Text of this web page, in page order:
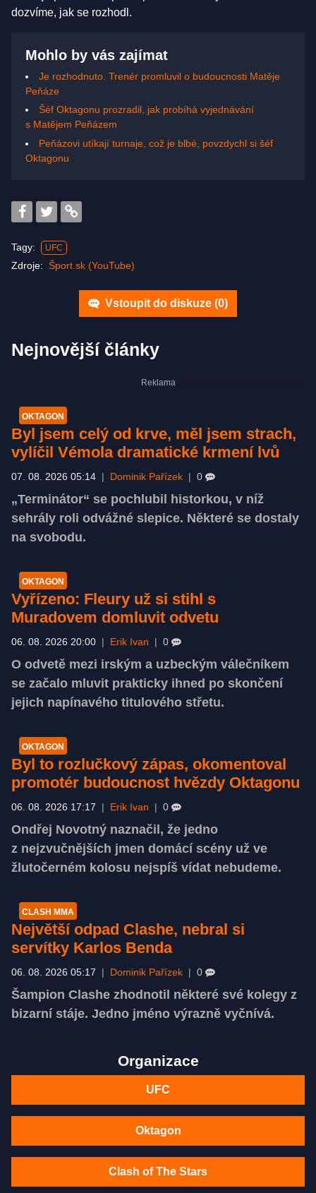
dozvíme, jak se rozhodl.
Mohlo by vás zajímat
Je rozhodnuto. Trenér promluvil o budoucnosti Matěje
Peňáze
Šéf Oktagonu prozradil, jak probíhá vyjednávání
s Matějem Peňázem
Peňázovi utíkají turnaje, což je blbé, povzdychl si šéf
Oktagonu
Tagy: UFC
Zdroje: Šport.sk (YouTube)
Vstoupit do diskuze (0)
Nejnovější články
OKTAGON
Byl jsem celý od krve, měl jsem strach,
vylíčil Vémola dramatické krmení lvů
07. 08. 2026 05:14 Dominik Pařízek 0
„Terminátor“ se pochlubil historkou, v níž
sehrály roli odvážné slepice. Některé se dostaly
na svobodu.
OKTAGON
Vyřízeno: Fleury už si stihl s
Muradovem domluvit odvetu
06. 08. 2026 20:00 Erik Ivan 0
O odvetě mezi irským a uzbeckým válečníkem
se začalo mluvit prakticky ihned po skončení
jejich napínavého titulového střetu.
OKTAGON
Byl to rozlučkový zápas, okomentoval
promotér budoucnost hvězdy Oktagonu
06. 08. 2026 17:17 Erik Ivan 0
Ondřej Novotný naznačil, že jedno
z nejzvučnějších jmen domácí scény už ve
žlutočerném kolosu nejspíš vídat nebudeme.
CLASH MMA
Největší odpad Clashe, nebral si
servítky Karlos Benda
06. 08. 2026 05:17 Dominik Pařízek 0
Šampion Clashe zhodnotil některé své kolegy z
bizarní stáje. Jedno jméno výrazně vyčnívá.
Organizace
UFC
Oktagon
Clash of The Stars